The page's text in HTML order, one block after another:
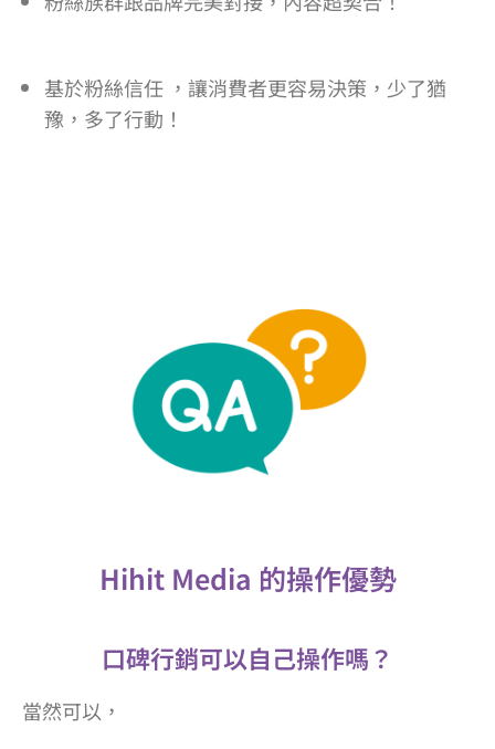
基於粉絲信任 ，讓消費者更容易決策，少了猶
豫，多了行動！
Hihit Media 的操作優勢
口碑行銷可以自己操作嗎？
當然可以，